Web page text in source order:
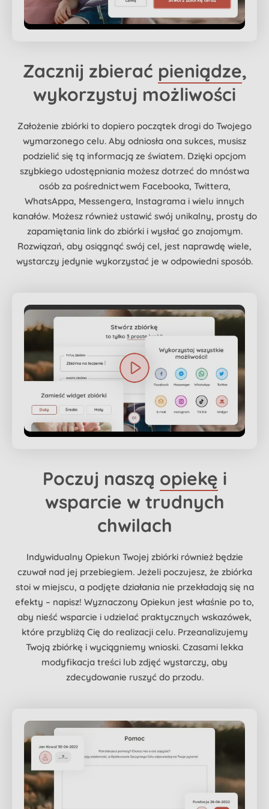
Zacznij zbierać pieniądze,
wykorzystuj możliwości
Założenie zbiórki to dopiero początek drogi do Twojego
wymarzonego celu. Aby odniosła ona sukces, musisz
podzielić się tą informacją ze światem. Dzięki opcjom
szybkiego udostępniania możesz dotrzeć do mnóstwa
osób za pośrednictwem Facebooka, Twittera,
WhatsAppa, Messengera, Instagrama i wielu innych
kanałów. Możesz również ustawić swój unikalny, prosty do
zapamiętania link do zbiórki i wysłać go znajomym.
Rozwiązań, aby osiągnąć swój cel, jest naprawdę wiele,
wystarczy jedynie wykorzystać je w odpowiedni sposób.
Poczuj naszą opiekę i
wsparcie w trudnych
chwilach
Indywidualny Opiekun Twojej zbiórki również będzie
czuwał nad jej przebiegiem. Jeżeli poczujesz, że zbiórka
stoi w miejscu, a podjęte działania nie przekładają się na
efekty – napisz! Wyznaczony Opiekun jest właśnie po to,
aby nieść wsparcie i udzielać praktycznych wskazówek,
które przybliżą Cię do realizacji celu. Przeanalizujemy
Twoją zbiórkę i wyciągniemy wnioski. Czasami lekka
modyfikacja treści lub zdjęć wystarczy, aby
zdecydowanie ruszyć do przodu.